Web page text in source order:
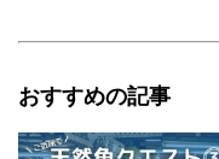
おすすめの記事